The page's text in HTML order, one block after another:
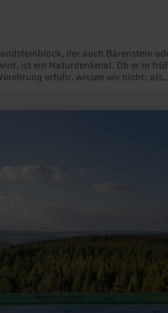
der auch Bärenstein
ist ein Naturdenkmal. Ob er in
erfuhr, wissen wir nicht; als